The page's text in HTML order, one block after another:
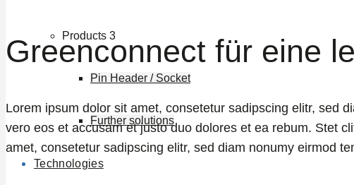
Products 3
Pin Header / Socket
Further solutions
Technologies
Greenconnect für eine
Lorem ipsum dolor sit amet, consetetur sadipscing elitr, sed
vero eos et accusam et justo duo dolores et ea rebum. Stet
amet, consetetur sadipscing elitr, sed diam nonumy eirmod